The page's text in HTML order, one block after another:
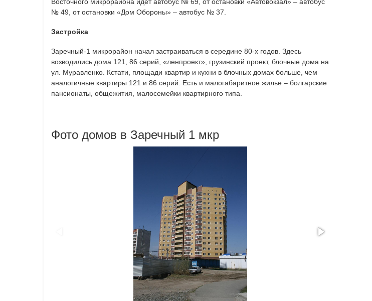
№ 49, от остановки «Дом Обороны» – автобус № 37.
Застройка
Заречный-1 микрорайон начал застраиваться в середине 80-х годов. Здесь
возводились дома 121, 86 серий, «ленпроект», грузинский проект, блочные дома на
ул. Муравленко. Кстати, площади квартир и кухни в блочных домах больше, чем
аналогичные квартиры 121 и 86 серий. Есть и малогабаритное жилье – болгарские
пансионаты, общежития, малосемейки квартирного типа.
Фото домов в Заречный 1 мкр